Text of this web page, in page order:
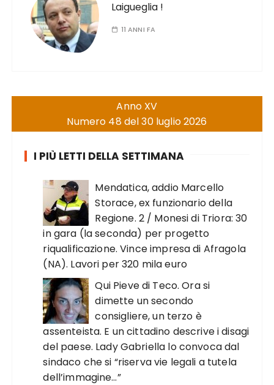
Laigueglia !
11 ANNI FA
Anno XV
Numero 48 del 30 luglio 2026
I PIÙ LETTI DELLA SETTIMANA
Mendatica, addio Marcello
Storace, ex funzionario della
Regione. 2 / Monesi di Triora: 30
in gara (la seconda) per progetto
riqualificazione. Vince impresa di Afragola
(NA). Lavori per 320 mila euro
Qui Pieve di Teco. Ora si
dimette un secondo
consigliere, un terzo è
assenteista. E un cittadino descrive i disagi
del paese. Lady Gabriella lo convoca dal
sindaco che si “riserva vie legali a tutela
dell’immagine…”